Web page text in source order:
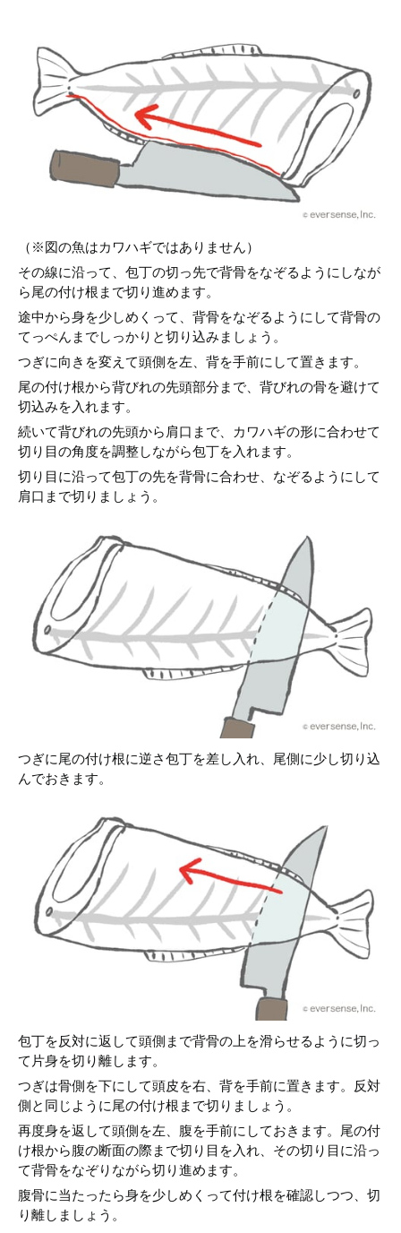
（※図の魚はカワハギではありません）
その線に沿って、包丁の切っ先で背骨をなぞるようにしなが
ら尾の付け根まで切り進めます。
途中から身を少しめくって、背骨をなぞるようにして背骨の
てっぺんまでしっかりと切り込みましょう。
つぎに向きを変えて頭側を左、背を手前にして置きます。
尾の付け根から背びれの先頭部分まで、背びれの骨を避けて
切込みを入れます。
続いて背びれの先頭から肩口まで、カワハギの形に合わせて
切り目の角度を調整しながら包丁を入れます。
切り目に沿って包丁の先を背骨に合わせ、なぞるようにして
肩口まで切りましょう。
つぎに尾の付け根に逆さ包丁を差し入れ、尾側に少し切り込
んでおきます。
包丁を反対に返して頭側まで背骨の上を滑らせるように切っ
て片身を切り離します。
つぎは骨側を下にして頭皮を右、背を手前に置きます。反対
側と同じように尾の付け根まで切りましょう。
再度身を返して頭側を左、腹を手前にしておきます。尾の付
け根から腹の断面の際まで切り目を入れ、その切り目に沿っ
て背骨をなぞりながら切り進めます。
腹骨に当たったら身を少しめくって付け根を確認しつつ、切
り離しましょう。